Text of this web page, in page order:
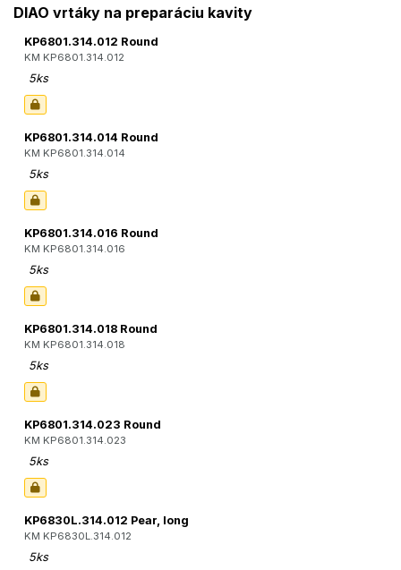
DIAO vrtáky na preparáciu kavity
KP6801.314.012 Round
KM KP6801.314.012
5ks
KP6801.314.014 Round
KM KP6801.314.014
5ks
KP6801.314.016 Round
KM KP6801.314.016
5ks
KP6801.314.018 Round
KM KP6801.314.018
5ks
KP6801.314.023 Round
KM KP6801.314.023
5ks
KP6830L.314.012 Pear, long
KM KP6830L.314.012
5ks